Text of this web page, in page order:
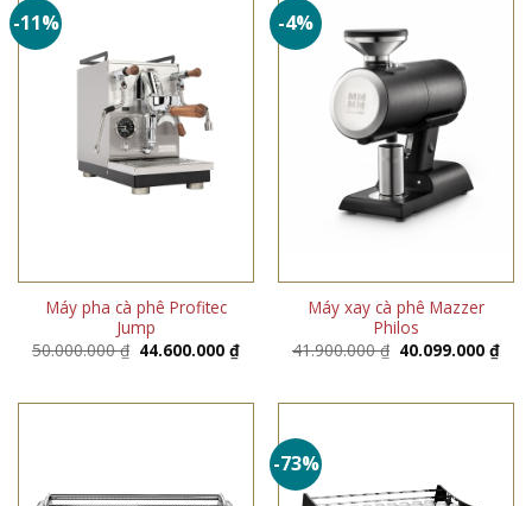
-11%
Máy pha cà phê Profitec
Jump
50.000.000₫ Giá
gốc
44.600.000₫Giá
44.600.000 ₫.
-4%
Máy xay cà phê Mazzer
Philos
41.900.000₫ Giá
gốc
40.099.000₫Giá
-73%